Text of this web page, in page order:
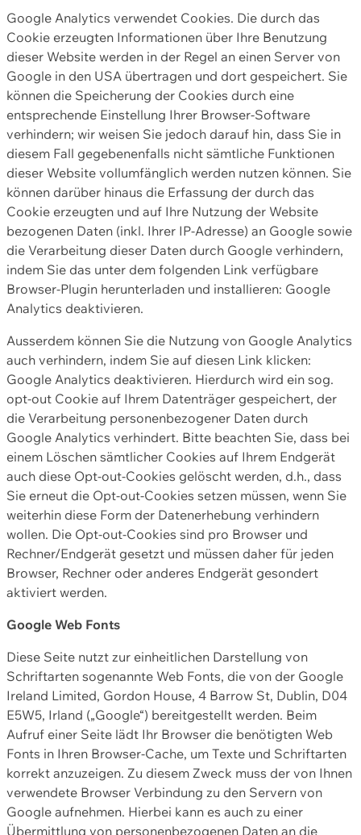
Google Analytics verwendet Cookies. Die durch das
Cookie erzeugten Informationen über Ihre Benutzung
dieser Website werden in der Regel an einen Server von
Google in den USA übertragen und dort gespeichert. Sie
können die Speicherung der Cookies durch eine
entsprechende Einstellung Ihrer Browser-Software
verhindern; wir weisen Sie jedoch darauf hin, dass Sie in
diesem Fall gegebenenfalls nicht sämtliche Funktionen
dieser Website vollumfänglich werden nutzen können. Sie
können darüber hinaus die Erfassung der durch das
Cookie erzeugten und auf Ihre Nutzung der Website
bezogenen Daten (inkl. Ihrer IP-Adresse) an Google sowie
die Verarbeitung dieser Daten durch Google verhindern,
indem Sie das unter dem folgenden Link verfügbare
Browser-Plugin herunterladen und installieren: Google
Analytics deaktivieren.
Ausserdem können Sie die Nutzung von Google Analytics
auch verhindern, indem Sie auf diesen Link klicken:
Google Analytics deaktivieren. Hierdurch wird ein sog.
opt-out Cookie auf Ihrem Datenträger gespeichert, der
die Verarbeitung personenbezogener Daten durch
Google Analytics verhindert. Bitte beachten Sie, dass bei
einem Löschen sämtlicher Cookies auf Ihrem Endgerät
auch diese Opt-out-Cookies gelöscht werden, d.h., dass
Sie erneut die Opt-out-Cookies setzen müssen, wenn Sie
weiterhin diese Form der Datenerhebung verhindern
wollen. Die Opt-out-Cookies sind pro Browser und
Rechner/Endgerät gesetzt und müssen daher für jeden
Browser, Rechner oder anderes Endgerät gesondert
aktiviert werden.
Google Web Fonts
Diese Seite nutzt zur einheitlichen Darstellung von
Schriftarten sogenannte Web Fonts, die von der Google
Ireland Limited, Gordon House, 4 Barrow St, Dublin, D04
E5W5, Irland („Google“) bereitgestellt werden. Beim
Aufruf einer Seite lädt Ihr Browser die benötigten Web
Fonts in Ihren Browser-Cache, um Texte und Schriftarten
korrekt anzuzeigen. Zu diesem Zweck muss der von Ihnen
verwendete Browser Verbindung zu den Servern von
Google aufnehmen. Hierbei kann es auch zu einer
Übermittlung von personenbezogenen Daten an die